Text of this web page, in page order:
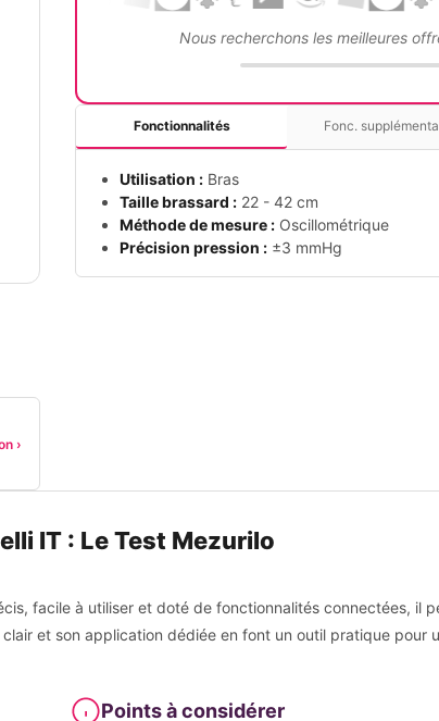
›
Nous recherchons les meilleures
Fonctionnalités Fonc.
Utilisation : Bras
Taille brassard : 22 - 42 cm
Méthode de mesure : Oscillométrique
Précision pression : ±3 mmHg
IT : Le Test Mezurilo
facile à utiliser et doté de fonctionnalités connectées, il
et son application dédiée en font un outil pratique pour
Points à considérer